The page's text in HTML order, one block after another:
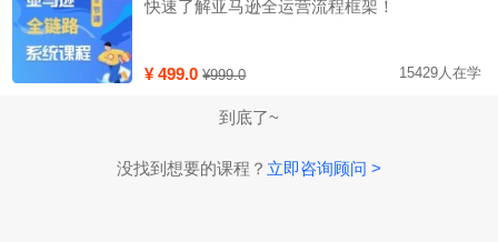
快速了解亚马逊全运营流程框架！
¥ 499.0 ¥999.0 15429人在学
到底了~
没找到想要的课程？ 立即咨询顾问 >